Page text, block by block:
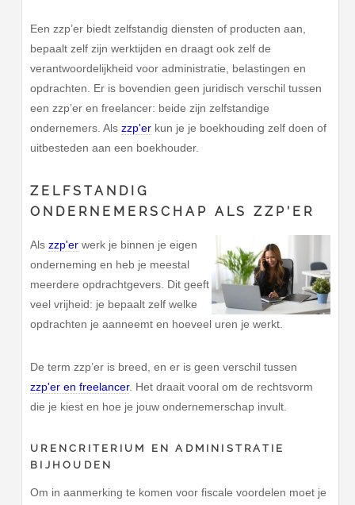
Een zzp’er biedt zelfstandig diensten of producten aan,
bepaalt zelf zijn werktijden en draagt ook zelf de
verantwoordelijkheid voor administratie, belastingen en
opdrachten. Er is bovendien geen juridisch verschil tussen
een zzp’er en freelancer: beide zijn zelfstandige
ondernemers. Alszzp'er kun je je boekhouding zelf doen of
uitbesteden aan een boekhouder.
ZELFSTANDIG
ONDERNEMERSCHAP ALS ZZP’ER
Alszzp'er werk je binnen je eigen
onderneming en heb je meestal
meerdere opdrachtgevers. Dit geeft
veel vrijheid: je bepaalt zelf welke
opdrachten je aanneemt en hoeveel uren je werkt.
De term zzp’er is breed, en er is geen verschil tussen
zzp'er en freelancer. Het draait vooral om de rechtsvorm
die je kiest en hoe je jouw ondernemerschap invult.
URENCRITERIUM EN ADMINISTRATIE
BIJHOUDEN
Om in aanmerking te komen voor fiscale voordelen moet je